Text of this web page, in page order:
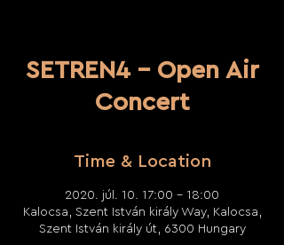
SETREN4 - Open Air
Concert
Time & Location
2020. júl. 10. 17:00 – 18:00
Kalocsa, Szent István király Way, Kalocsa,
Szent István király út, 6300 Hungary